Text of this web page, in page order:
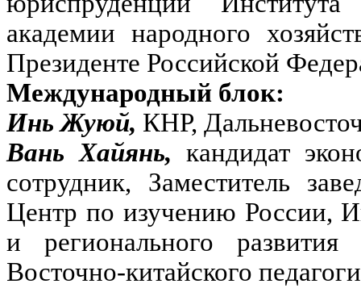
академии народного
Президенте Российской
Международный блок:
Инь Жуюй, КНР,
Вань Хайянь, кандидат
сотрудник, Заместитель
Центр по изучению России,
и регионального
Восточно-китайского